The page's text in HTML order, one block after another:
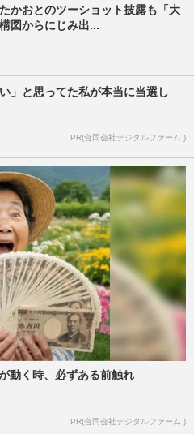
かおとのツーショット披露も「大
図からにじみ出...
」と思ってた私が本当に当選し
PR(合同会社デジタルファーム )
動く時、必ずある前触れ
PR(合同会社デジタルファーム )